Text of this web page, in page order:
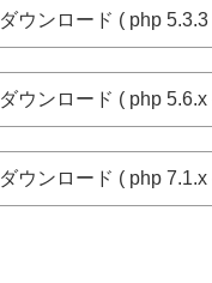
ダウンロード ( php 5.3.3
ダウンロード ( php 5.6.x
ダウンロード ( php 7.1.x